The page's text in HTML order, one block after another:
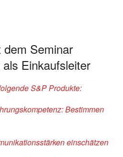
dem Seminar
Einkaufsleiter
S&P Produkte:
Bestimmen
einschätzen